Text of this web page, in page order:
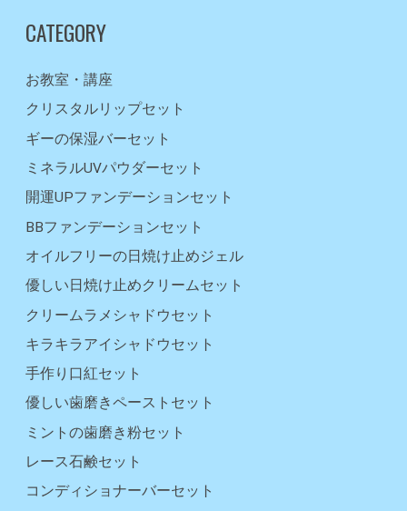
CATEGORY
お教室・講座
クリスタルリップセット
ギーの保湿バーセット
ミネラルUVパウダーセット
開運UPファンデーションセット
BBファンデーションセット
オイルフリーの日焼け止めジェル
優しい日焼け止めクリームセット
クリームラメシャドウセット
キラキラアイシャドウセット
手作り口紅セット
優しい歯磨きペーストセット
ミントの歯磨き粉セット
レース石鹸セット
コンディショナーバーセット